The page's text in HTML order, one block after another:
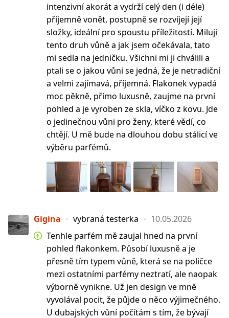
intenzivní akorát a vydrží celý den (i déle)
příjemně vonět, postupně se rozvíjejí její
složky, ideální pro spoustu příležitostí. Miluji
tento druh vůně a jak jsem očekávala, tato
mi sedla na jedničku. Všichni mi ji chválili a
ptali se o jakou vůni se jedná, že je netradiční
a velmi zajímavá, příjemná. Flakonek vypadá
moc pěkně, přímo luxusně, zaujme na první
pohled a je vyroben ze skla, víčko z kovu. Jde
o jedinečnou vůni pro ženy, které vědí, co
chtějí. U mě bude na dlouhou dobu stálicí ve
výběru parfémů.
Gigina vybraná testerka
10.05.2026
Tenhle parfém mě zaujal hned na první
pohled flakonkem. Působí luxusně a je
přesně tím typem vůně, která se na poličce
mezi ostatními parfémy neztratí, ale naopak
výborně vynikne. Už jen design ve mně
vyvolával pocit, že půjde o něco výjimečného.
U dubajských vůní počítám s tím, že bývají